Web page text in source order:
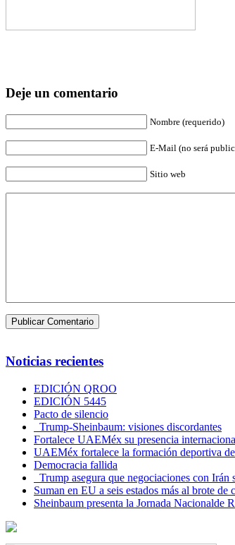
Deje un comentario
Nombre (requerido)
E-Mail (no será
Sitio web
Noticias recientes
EDICIÓN QROO
EDICIÓN 5445
Pacto de silencio
Trump-Sheinbaum: visiones discordantes
Fortalece UAEMéx su presencia
UAEMéx fortalece la formación deportiva de
Democracia fallida
Trump asegura que negociaciones con Irán
Suman en EU a seis estados más al brote
Sheinbaum presenta la Jornada Nacionalde